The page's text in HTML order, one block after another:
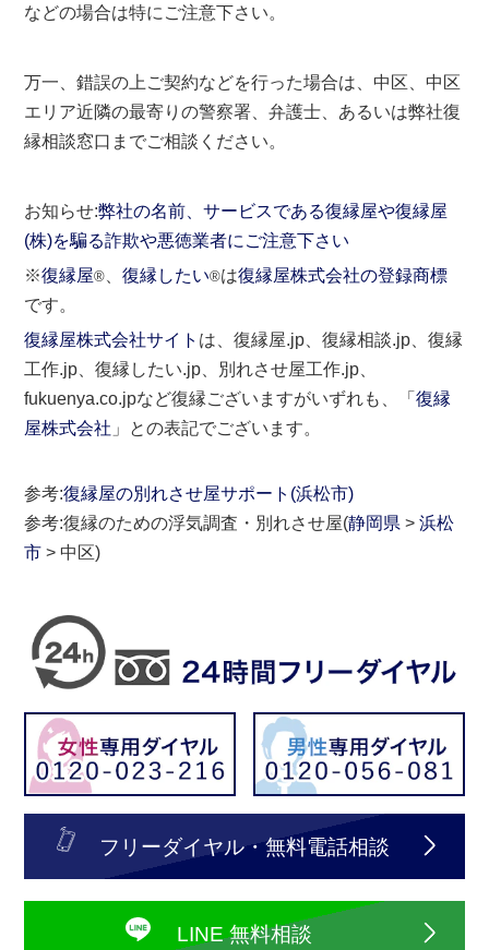
などの場合は特にご注意下さい。
万一、錯誤の上ご契約などを行った場合は、中区、中区
エリア近隣の最寄りの警察署、弁護士、あるいは弊社復
縁相談窓口までご相談ください。
お知らせ:弊社の名前、サービスである復縁屋や復縁屋
(株)を騙る詐欺や悪徳業者にご注意下さい
※復縁屋® 、復縁したい®は復縁屋株式会社の登録商標
です。
復縁屋株式会社サイト は、復縁屋.jp、復縁相談.jp、復縁
工作.jp、復縁したい.jp、別れさせ屋工作.jp、
fukuenya.co.jpなど復縁ございますがいずれも、「復縁
屋株式会社 」との表記でございます。
参考:復縁屋の別れさせ屋サポート(浜松市)
参考:復縁のための浮気調査・別れさせ屋(静岡県 >浜松
市 > 中区)
フリーダイヤル・無料電話相談
LINE 無料相談